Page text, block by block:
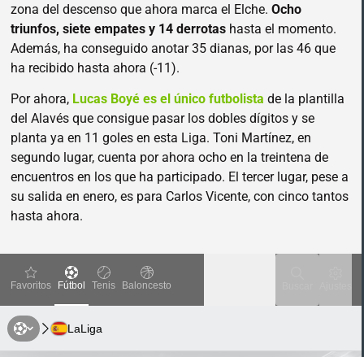
zona del descenso que ahora marca el Elche. Ocho
triunfos, siete empates y 14 derrotas hasta el momento.
Además, ha conseguido anotar 35 dianas, por las 46 que
ha recibido hasta ahora (-11).
Por ahora, Lucas Boyé es el único futbolista de la plantilla
del Alavés que consigue pasar los dobles dígitos y se
planta ya en 11 goles en esta Liga. Toni Martínez, en
segundo lugar, cuenta por ahora ocho en la treintena de
encuentros en los que ha participado. El tercer lugar, pese a
su salida en enero, es para Carlos Vicente, con cinco tantos
hasta ahora.